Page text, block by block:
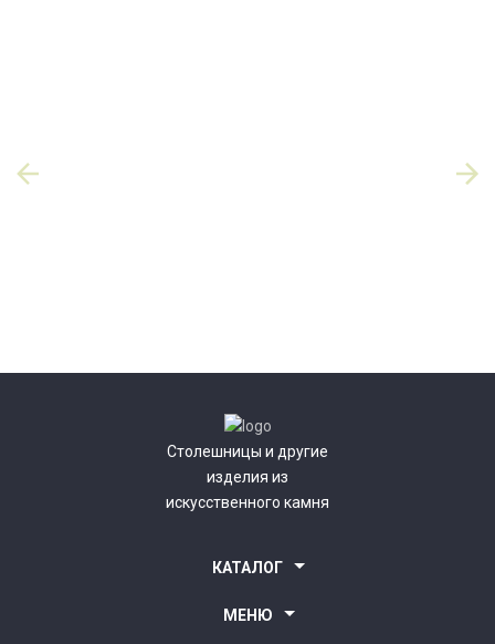
Столешницы и другие
изделия из
искусственного камня
КАТАЛОГ
Столешницы для ванной комнаты
МЕНЮ